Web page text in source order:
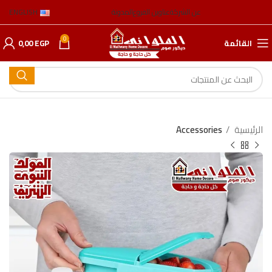
عن الشركةعناوين الفروعالمدونة ENGLISH
القائمة 0
0,00EGP
الرئيسية Accessories